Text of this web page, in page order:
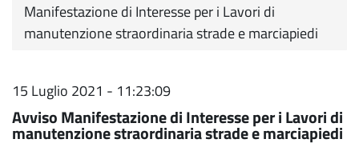
Manifestazione di Interesse per i Lavori di
manutenzione straordinaria strade e marciapiedi
15 Luglio 2021 - 11:23:09
Avviso Manifestazione di Interesse per i Lavori di
manutenzione straordinaria strade e marciapiedi